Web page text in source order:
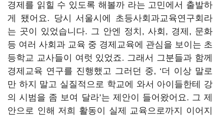
경제를 읽힐 수 있도록 해볼까 라는 고민에서 출발하
게 됐어요. 당시 서울시에 초등사회과교육연구회라
는 곳이 있었습니다. 그 안엔 정치, 사회, 경제, 문화
등 여러 사회과 교육 중 경제교육에 관심을 보이는 초
등학교 교사들이 여럿 있었죠. 그래서 그분들과 함께
경제교육 연구를 진행했고 그러던 중, ‘더 이상 말로
만 하지 말고 실질적으로 학교에 와서 아이들한테 강
의 시범을 좀 보여 달라’는 제안이 들어왔어요. 그 제
안으로 인해 저희 활동이 실제 교육으로까지 이어지